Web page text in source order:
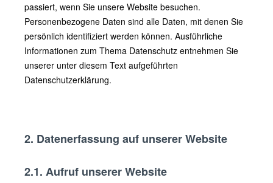
passiert, wenn Sie unsere Website besuchen.
Personenbezogene Daten sind alle Daten, mit denen Sie
persönlich identifiziert werden können. Ausführliche
Informationen zum Thema Datenschutz entnehmen Sie
unserer unter diesem Text aufgeführten
Datenschutzerklärung.
2. Datenerfassung auf unserer Website
2.1. Aufruf unserer Website